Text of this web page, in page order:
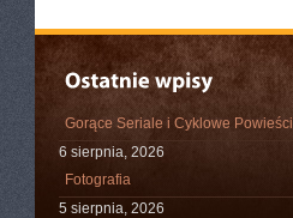
Gorące Seriale i Cyklowe Powieści
6 sierpnia, 2026
Fotografia
5 sierpnia, 2026